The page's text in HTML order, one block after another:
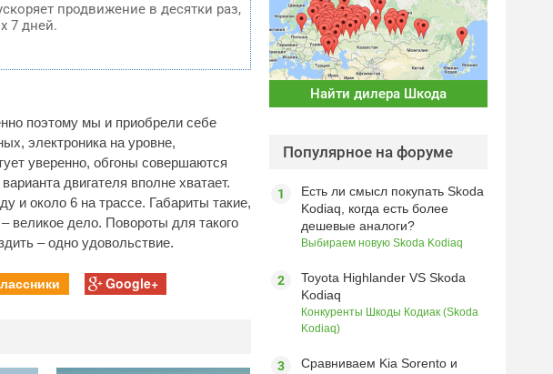
продвижение в десятки раз,
7 дней.
поэтому мы и приобрели себе
электроника на уровне,
уверенно, обгоны совершаются
двигателя вполне хватает.
и около 6 на трассе. Габариты такие,
великое дело. Повороты для такого
– одно удовольствие.
Google+
Найти дилера Шкода
Популярное на форуме
Есть ли смысл покупать Skoda
Kodiaq, когда есть более
дешевые аналоги?
Выбираем новую Skoda Kodiaq
Toyota Highlander VS Skoda
Kodiaq
Конкуренты Шкоды Кодиак (Skoda
Kodiaq)
Сравниваем Kia Sorento и